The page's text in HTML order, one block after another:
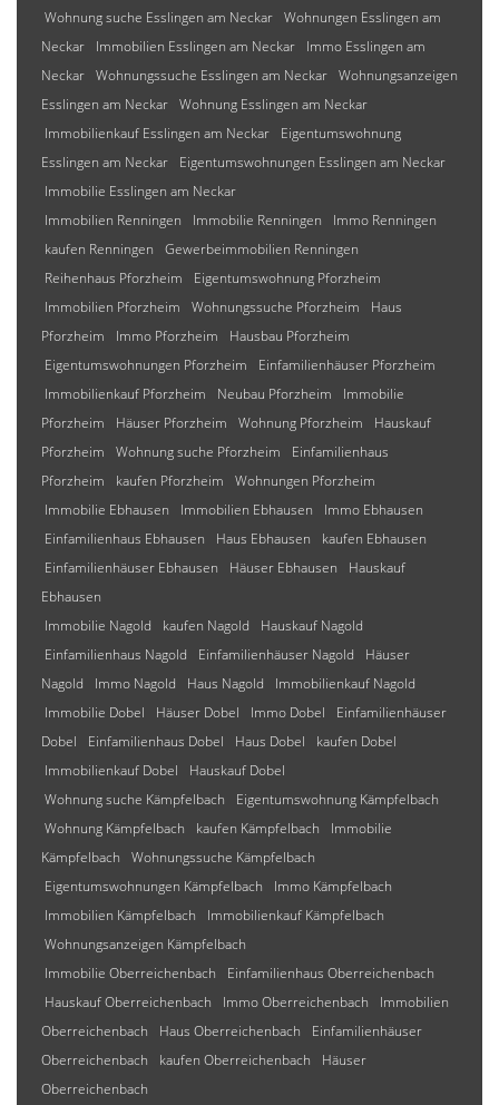
Wohnung suche Esslingen am Neckar Wohnungen Esslingen am
Neckar
Immobilien Esslingen am Neckar
Immo Esslingen am
Neckar Wohnungssuche Esslingen am Neckar Wohnungsanzeigen
Esslingen am Neckar Wohnung Esslingen am Neckar
Immobilienkauf Esslingen am Neckar
Eigentumswohnung
Esslingen am Neckar
Eigentumswohnungen Esslingen am Neckar
Immobilie Esslingen am Neckar
Immobilien Renningen
Immobilie Renningen
Immo Renningen
kaufen Renningen
Gewerbeimmobilien Renningen
Reihenhaus Pforzheim
Eigentumswohnung Pforzheim
Immobilien Pforzheim
Wohnungssuche Pforzheim
Haus
Pforzheim
Immo Pforzheim
Hausbau Pforzheim
Eigentumswohnungen Pforzheim
Einfamilienhäuser Pforzheim
Immobilienkauf Pforzheim
Neubau Pforzheim
Immobilie
Pforzheim
Häuser Pforzheim Wohnung Pforzheim
Hauskauf
Pforzheim
Wohnung suche Pforzheim
Einfamilienhaus
Pforzheim
kaufen Pforzheim
Wohnungen Pforzheim
Immobilie Ebhausen
Immobilien Ebhausen
Immo Ebhausen
Einfamilienhaus Ebhausen
Haus Ebhausen
kaufen Ebhausen
Einfamilienhäuser Ebhausen
Häuser Ebhausen
Hauskauf
Ebhausen
Immobilie Nagold
kaufen Nagold
Hauskauf Nagold
Einfamilienhaus Nagold
Einfamilienhäuser Nagold
Häuser
Nagold
Immo Nagold Haus Nagold
Immobilienkauf Nagold
Immobilie Dobel
Häuser Dobel Immo Dobel
Einfamilienhäuser
Dobel
Einfamilienhaus Dobel Haus Dobel
kaufen Dobel
Immobilienkauf Dobel
Hauskauf Dobel
Wohnung suche Kämpfelbach
Eigentumswohnung Kämpfelbach
Wohnung Kämpfelbach
kaufen Kämpfelbach
Immobilie
Kämpfelbach
Wohnungssuche Kämpfelbach
Eigentumswohnungen Kämpfelbach
Immo Kämpfelbach
Immobilien Kämpfelbach
Immobilienkauf Kämpfelbach
Wohnungsanzeigen Kämpfelbach
Immobilie Oberreichenbach
Einfamilienhaus Oberreichenbach
Hauskauf Oberreichenbach
Immo Oberreichenbach
Immobilien
Oberreichenbach
Haus Oberreichenbach
Einfamilienhäuser
Oberreichenbach
kaufen Oberreichenbach
Häuser
Oberreichenbach